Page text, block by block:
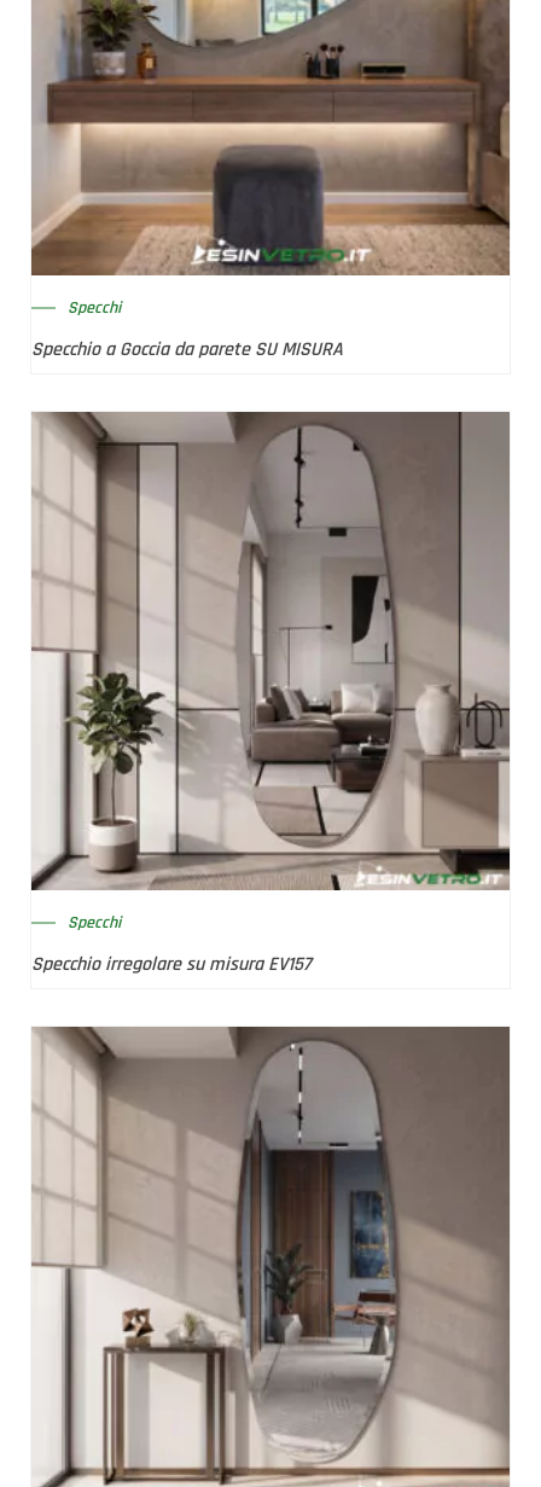
Specchi
Specchio a Goccia da parete SU MISURA
Specchi
Specchio irregolare su misura EV157